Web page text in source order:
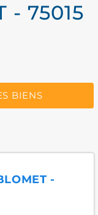
- 75015
BIENS
-